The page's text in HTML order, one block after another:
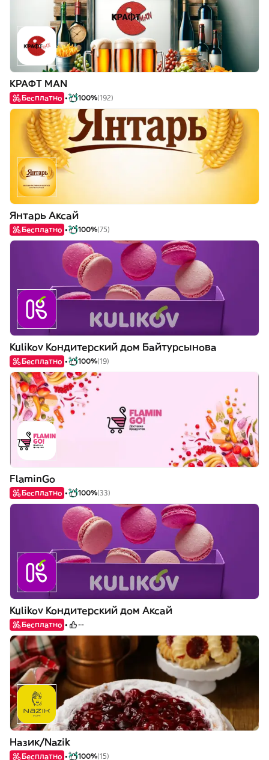
КРАФТ MAN
Бесплатно 100%(192)
Янтарь Аксай
Бесплатно 100%(75)
Kulikov Кондитерский дом Байтурсынова
Бесплатно 100%(19)
FlaminGo
Бесплатно 100%(33)
Kulikov Кондитерский дом Аксай
Бесплатно --
Назик/Nazik
Бесплатно 100%(15)